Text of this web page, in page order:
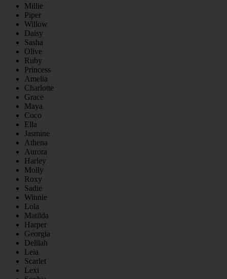
Millie
Piper
Willow
Daisy
Sasha
Olive
Ruby
Princess
Amelia
Charlotte
Grace
Maya
Coco
Ella
Jasmine
Athena
Aurora
Harley
Molly
Roxy
Sadie
Winnie
Lola
Matilda
Harper
Georgia
Delilah
Leia
Scarlet
Lexi